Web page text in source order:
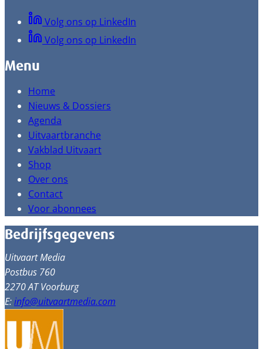
Volg ons op LinkedIn
Volg ons op LinkedIn
Menu
Home
Nieuws & Dossiers
Agenda
Uitvaartbranche
Vakblad Uitvaart
Shop
Over ons
Contact
Voor abonnees
Bedrijfsgegevens
Uitvaart Media
Postbus 760
2270 AT Voorburg
E:info@uitvaartmedia.com